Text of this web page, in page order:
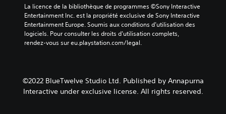
La licence de la bibliothèque de programmes ©Sony Interactive
Entertainment Inc. est la propriété exclusive de Sony Interactive
Entertainment Europe. Soumis aux conditions d’utilisation des
logiciels. Pour consulter les droits d’utilisation complets,
rendez-vous sur eu.playstation.com/legal.
©2022 BlueTwelve Studio Ltd. Published by Annapurna
Interactive under exclusive license. All rights reserved.